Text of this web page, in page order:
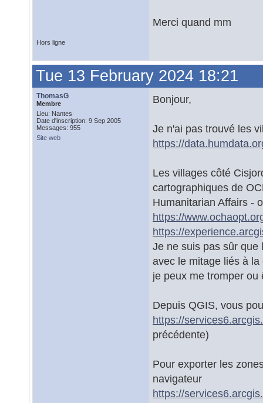
Merci quand mm
Hors ligne
Tue 13 February 2024 18:21
ThomasG
Membre
Lieu: Nantes
Date d'inscription: 9 Sep 2005
Messages: 955
Site web
Bonjour,
Je n'ai pas trouvé les
https://
Les villages côté
cartographiques de
Humanitarian Affairs -
https://
https://
Je ne suis pas sûr que
avec le mitage liés à
je peux me tromper ou
Depuis QGIS, vous
https://
précédente)
Pour exporter les
navigateur
https://